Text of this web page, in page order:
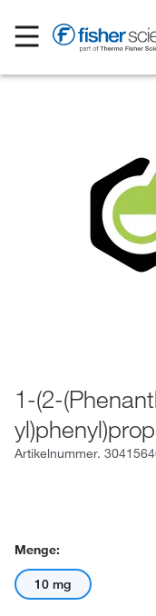
1-(2-
Artikelnummer.
Menge:
10 mg